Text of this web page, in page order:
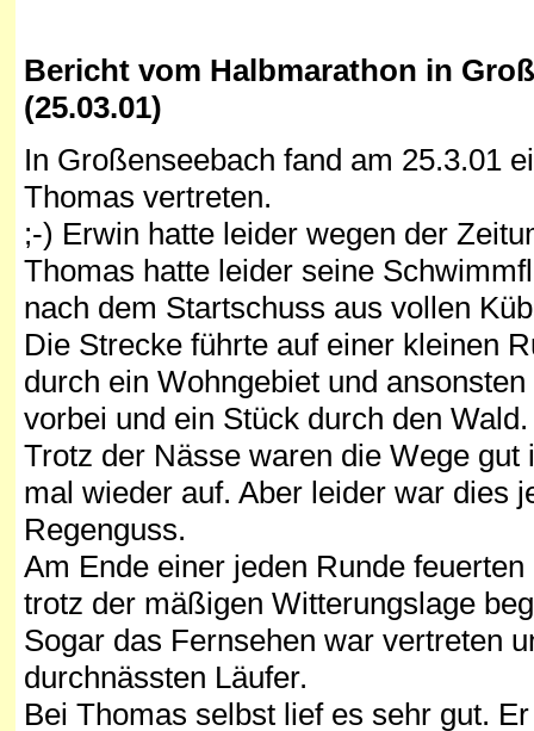
Bericht vom Halbmarathon in
(25.03.01)
In Großenseebach fand am 25.3.01
Thomas vertreten.
;-) Erwin hatte leider wegen der
Thomas hatte leider seine
nach dem Startschuss aus vollen
Die Strecke führte auf einer kleinen
durch ein Wohngebiet und
vorbei und ein Stück durch den
Trotz der Nässe waren die Wege
mal wieder auf. Aber leider war dies
Regenguss.
Am Ende einer jeden Runde
trotz der mäßigen Witterungslage
Sogar das Fernsehen war vertreten
durchnässten Läufer.
Bei Thomas selbst lief es sehr gut.